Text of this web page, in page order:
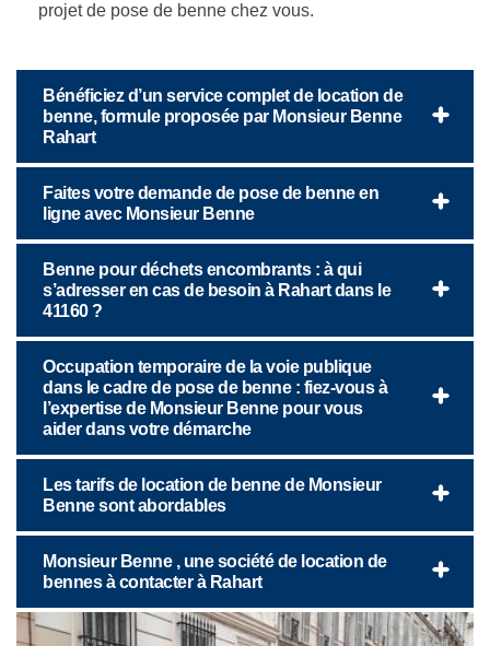
projet de pose de benne chez vous.
Bénéficiez d’un service complet de location de
benne, formule proposée par Monsieur Benne
Rahart
Faites votre demande de pose de benne en
ligne avec Monsieur Benne
Benne pour déchets encombrants : à qui
s’adresser en cas de besoin à Rahart dans le
41160 ?
Occupation temporaire de la voie publique
dans le cadre de pose de benne : fiez-vous à
l’expertise de Monsieur Benne pour vous
aider dans votre démarche
Les tarifs de location de benne de Monsieur
Benne sont abordables
Monsieur Benne , une société de location de
bennes à contacter à Rahart